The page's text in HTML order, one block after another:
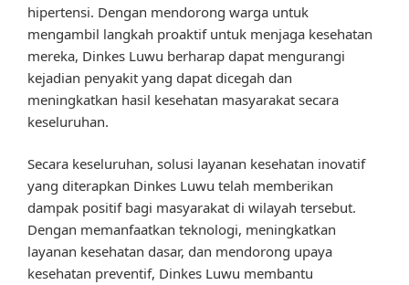
hipertensi. Dengan mendorong warga untuk
mengambil langkah proaktif untuk menjaga kesehatan
mereka, Dinkes Luwu berharap dapat mengurangi
kejadian penyakit yang dapat dicegah dan
meningkatkan hasil kesehatan masyarakat secara
keseluruhan.
Secara keseluruhan, solusi layanan kesehatan inovatif
yang diterapkan Dinkes Luwu telah memberikan
dampak positif bagi masyarakat di wilayah tersebut.
Dengan memanfaatkan teknologi, meningkatkan
layanan kesehatan dasar, dan mendorong upaya
kesehatan preventif, Dinkes Luwu membantu